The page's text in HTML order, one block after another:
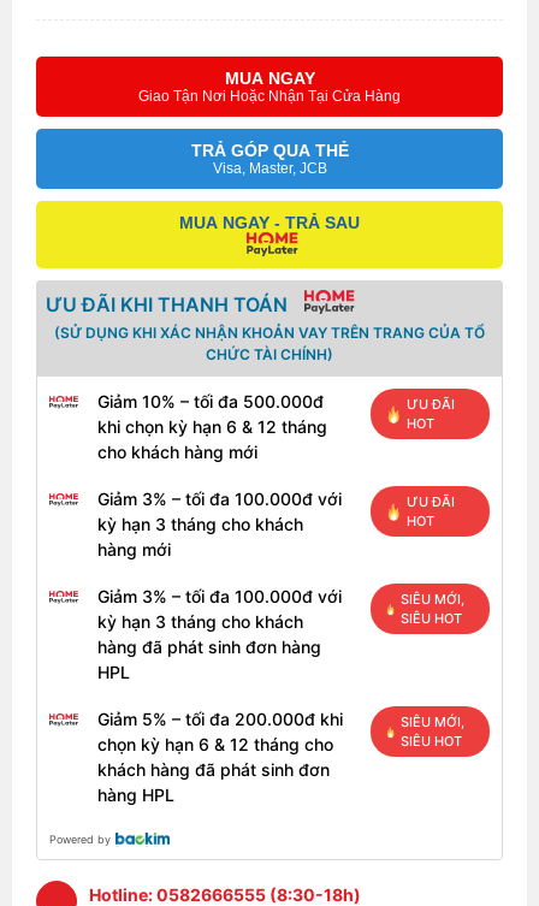
mới với khả năng kết nối xa và đường truyền ổn định.
Ngoài ra, Dell 3515 còn có tính năng Dell Mobile
Connect kết nối với smartphone để thực hiện cuộc gọi,
nhận thông báo, nhận tin nhắn ngay trên máy tính và
truyền tệp qua lại 2 thiết bị dễ dàng.
Màn hình Full HD sống động, hạn chế ánh
Kích thước màn 15.6 inch mà viền siêu mỏng cho cảm
giác rộng lớn xem đã mắt hơn bao giờ hết. Độ phân
nét và sống động đến từng chi tiết. Giải pháp Dell
ComfortView Low Blue Light (LBL) giúp giảm phát thải
ánh sáng xanh có hại bảo vệ cho đôi mắt của bạn.
công nghệ Waves MaxxAudio® Pro cho chất lượng âm
thanh to rõ và sống động rất phù hợp với việc giải trí
hoặc học online cơ bản.
MUA NGAY
Giao Tận Nơi Hoặc Nhận Tại Cửa Hàng
TRẢ GÓP QUA THẺ
Visa, Master, JCB
MUA NGAY - TRẢ SAU
ƯU ĐÃI KHI THANH TOÁN
(SỬ DỤNG KHI XÁC NHẬN KHOẢN VAY TRÊN TRANG CỦA TỔ
CHỨC TÀI CHÍNH)
Giảm 10% – tối đa 500.000đ
khi chọn kỳ hạn 6 & 12 tháng
cho khách hàng mới
ƯU ĐÃI
HOT
Giảm 3% – tối đa 100.000đ với
kỳ hạn 3 tháng cho khách
hàng mới
ƯU ĐÃI
HOT
Giảm 3% – tối đa 100.000đ với
kỳ hạn 3 tháng cho khách
hàng đã phát sinh đơn hàng
HPL
SIÊU MỚI,
SIÊU HOT
Giảm 5% – tối đa 200.000đ khi
chọn kỳ hạn 6 & 12 tháng cho
khách hàng đã phát sinh đơn
hàng HPL
SIÊU MỚI,
SIÊU HOT
Powered by
Hotline:0582666555 (8:30-18h)